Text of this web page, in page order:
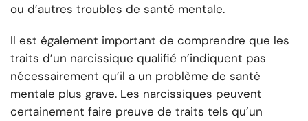
ou d’autres troubles de santé mentale.
Il est également important de comprendre que les
traits d’un narcissique qualifié n’indiquent pas
nécessairement qu’il a un problème de santé
mentale plus grave. Les narcissiques peuvent
certainement faire preuve de traits tels qu’un